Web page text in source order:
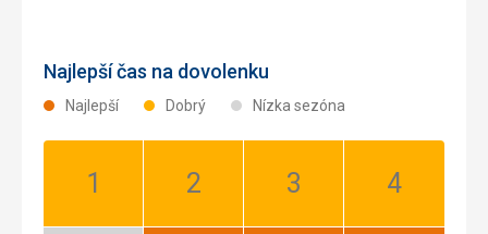
Najlepší čas na dovolenku
Najlepší Dobrý Nízka sezóna
Január:
Február:
Marec:
Apríl: